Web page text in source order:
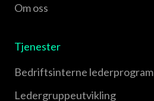
Om oss
Tjenester
Bedriftsinterne lederprogram
Leder­gruppe­utvikling